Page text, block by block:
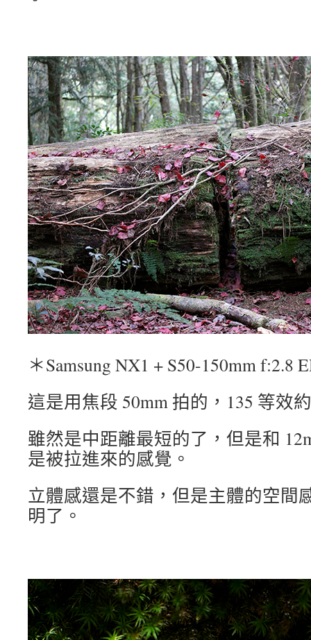
＊Samsung NX1 + S50-150mm f:2.8
這是用焦段 50mm 拍的，135 等效
雖然是中距離最短的了，但是和
是被拉進來的感覺。
立體感還是不錯，但是主體的空間
明了。